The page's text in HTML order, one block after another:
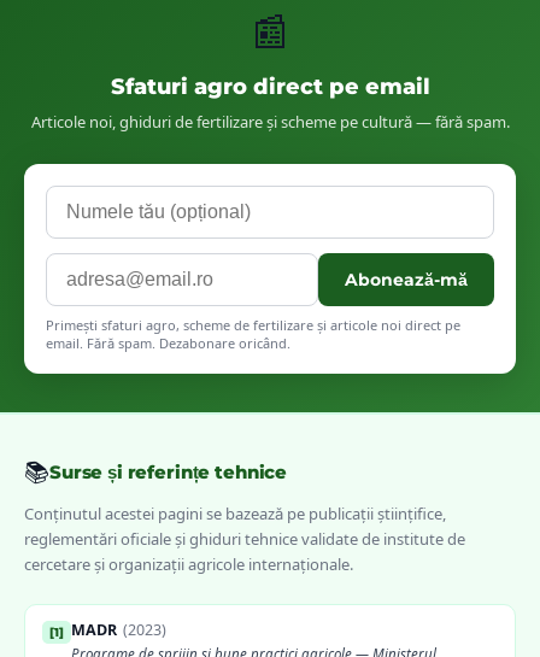
📰
Sfaturi agro direct pe email
Articole noi, ghiduri de fertilizare și scheme pe cultură — fără spam.
Abonează-mă
Primești sfaturi agro, scheme de fertilizare și articole noi direct pe
email. Fără spam. Dezabonare oricând.
📚Surse și referințe tehnice
Conținutul acestei pagini se bazează pe publicații științifice,
reglementări oficiale și ghiduri tehnice validate de institute de
cercetare și organizații agricole internaționale.
[1] MADR (2023)